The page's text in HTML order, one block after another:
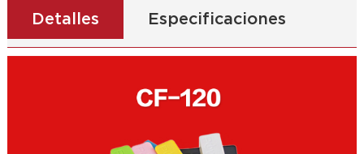
Detalles Especificaciones